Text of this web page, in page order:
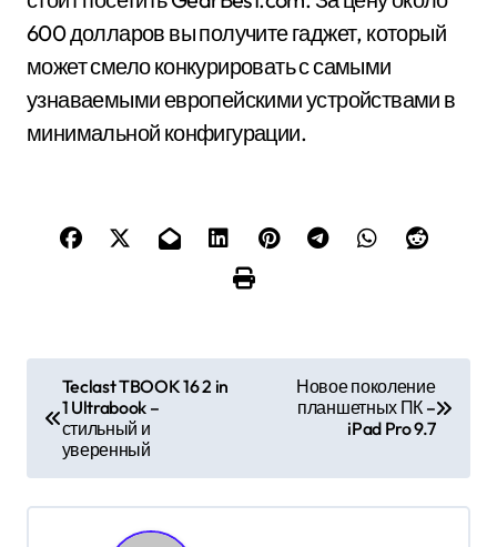
600 долларов вы получите гаджет, который
может смело конкурировать с самыми
узнаваемыми европейскими устройствами в
минимальной конфигурации.
в
и
Teclast TBOOK 16 2 in
1 Ultrabook –
стильный и
уверенный
Новое поколение
планшетных ПК –
iPad Pro 9.7